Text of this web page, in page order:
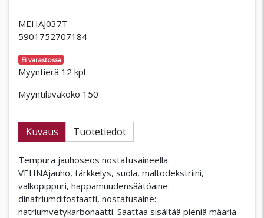
MEHAJ037T
5901752707184
Ei varastossa
Myyntierä 12 kpl
Myyntilavakoko 150
Kuvaus Tuotetiedot
Tempura jauhoseos nostatusaineella.
VEHNÄjauho, tärkkelys, suola, maltodekstriini,
valkopippuri, happamuudensäätöaine:
dinatriumdifosfaatti, nostatusaine:
natriumvetykarbonaatti. Saattaa sisältää pieniä määriä